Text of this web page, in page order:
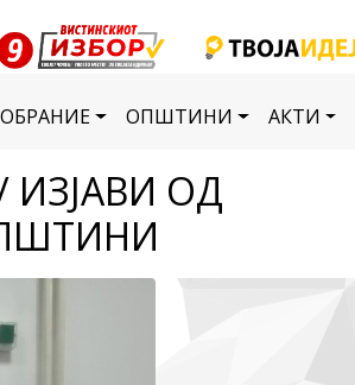
ОПШТИНИ АКТИ
ИЗЈАВИ ОД